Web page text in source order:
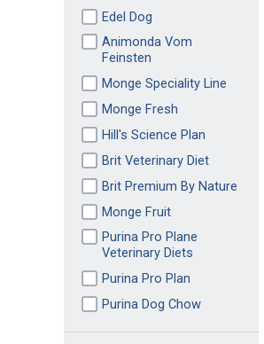
Edel Dog
Animonda Vom
Feinsten
Monge Speciality Line
Monge Fresh
Hill's Science Plan
Brit Veterinary Diet
Brit Premium By Nature
Monge Fruit
Purina Pro Plane
Veterinary Diets
Purina Pro Plan
Purina Dog Chow